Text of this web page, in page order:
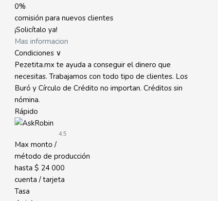
0%
comisión para nuevos clientes
¡Solicítalo ya!
Mas informacion
Condiciones ∨
Pezetita.mx te ayuda a conseguir el dinero que
necesitas. Trabajamos con todo tipo de clientes. Los
Buró y Círculo de Crédito no importan. Créditos sin
nómina.
Rápido
4.5
Max monto /
método de producción
hasta $ 24 000
cuenta / tarjeta
Tasa